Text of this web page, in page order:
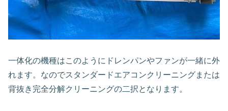
一体化の機種はこのようにドレンパンやファンが一緒に外
れます。なのでスタンダードエアコンクリーニングまたは
背抜き完全分解クリーニングの二択となります。